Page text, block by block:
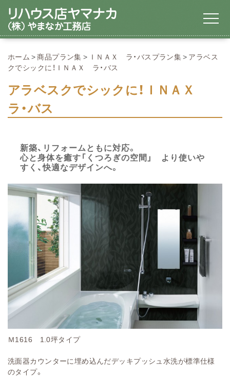
ホーム 商品プラン集 ＩＮＡＸ ラ・バスプラン集
アラベス
クでシックに！ＩＮＡＸ ラ・バス
アラベスクでシックに！ＩＮＡＸ
ラ・バス
新築、リフォームともに対応。
心と身体を癒す「くつろぎの空間」 より使いや
すく、快適なデザインへ。
Ｍ1616 1.0坪タイプ
洗面器カウンターに埋め込んだデッキプッシュ水洗が標準仕様
のタイプ。